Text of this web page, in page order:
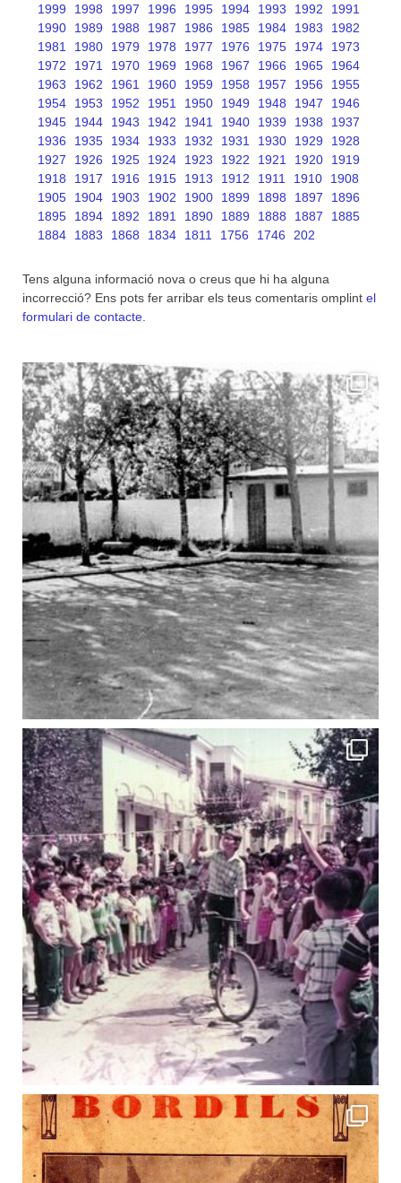
1999
1998 1997 1996 1995 1994 1993 1992
1991
1990
1989 1988 1987 1986 1985 1984 1983
1982
1981
1980 1979 1978 1977 1976 1975 1974
1973
1972
1971 1970 1969 1968 1967 1966 1965
1964
1963
1962 1961 1960 1959 1958 1957 1956
1955
1954
1953 1952 1951 1950 1949 1948 1947
1946
1945
1944 1943 1942 1941 1940 1939 1938
1937
1936
1935 1934 1933 1932 1931 1930 1929
1928
1927
1926 1925 1924 1923 1922 1921 1920
1919
1918
1917 1916 1915 1913 1912 1911 1910
1908
1905
1904 1903 1902 1900 1899 1898 1897
1896
1895
1894 1892 1891 1890 1889 1888 1887
1885
1884
1883 1868 1834 1811 1756 1746 202
Tens alguna informació nova o creus que hi ha alguna
incorrecció? Ens pots fer arribar els teus comentaris omplint el
formulari de contacte